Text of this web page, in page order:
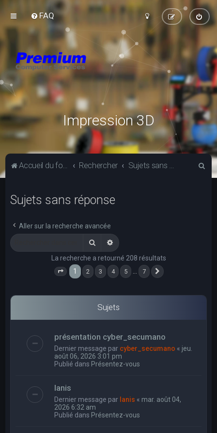
FAQ
Impression 3D
Accueil du forum Rechercher Sujets sans réponse
Sujets sans réponse
Aller sur la recherche avancée
RechercherRecherche avancée
La recherche a retourné 208 résultats
Page 1 sur
1 2 3 4 5 7
Sujets
présentation cyber_secumano
Dernier message par cyber_secumano « jeu.
août 06, 2026 3:01 pm
Publié dans Présentez-vous
Ianis
Dernier message par Ianis « mar. août 04,
2026 6:32 am
Publié dans Présentez-vous